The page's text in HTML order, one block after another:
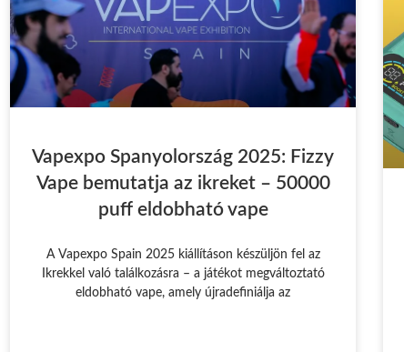
Vapexpo Spanyolország 2025: Fizzy
Vape bemutatja az ikreket – 50000
puff eldobható vape
A Vapexpo Spain 2025 kiállításon készüljön fel az
Ikrekkel való találkozásra – a játékot megváltoztató
eldobható vape, amely újradefiniálja az